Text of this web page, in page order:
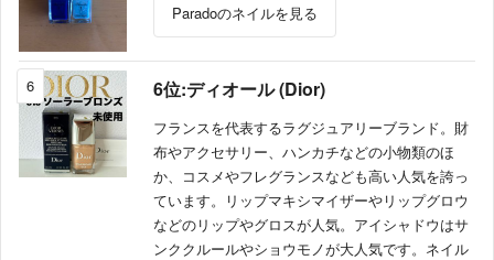
Paradoのネイルを見る
6 6位:ディオール (Dior)
フランスを代表するラグジュアリーブランド。財
布やアクセサリー、ハンカチなどの小物類のほ
か、コスメやフレグランスなども高い人気を誇っ
ています。リップマキシマイザーやリップグロウ
などのリップやグロスが人気。アイシャドウはサ
ンククルールやショウモノが大人気です。ネイル